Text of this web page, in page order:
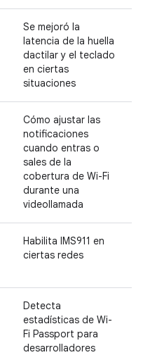
Se mejoró la
latencia de la huella
dactilar y el teclado
en ciertas
situaciones
Cómo ajustar las
notificaciones
cuando entras o
sales de la
cobertura de Wi-Fi
durante una
videollamada
Habilita IMS911 en
ciertas redes
Detecta
estadísticas de Wi-
Fi Passport para
desarrolladores